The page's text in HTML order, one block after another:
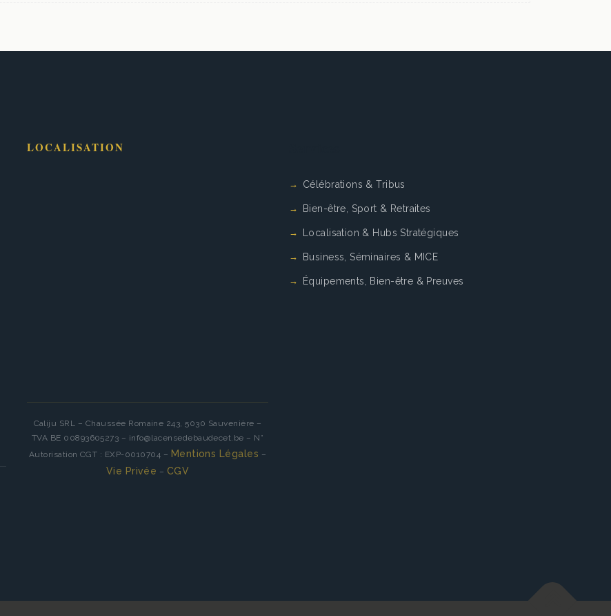
LOCALISATION
Caliju SRL – Chaussée Romaine 243, 5030 Sauvenière –
TVA BE 00893605273 – info@lacensedebaudecet.be – N°
Autorisation CGT : EXP-0010704 – Mentions Légales –
Vie Privée – CGV
Célébrations & Tribus
Bien-être, Sport & Retraites
Localisation & Hubs Stratégiques
Business, Séminaires & MICE
Équipements, Bien-être & Preuves